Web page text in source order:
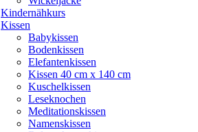
Kindernähkurs
Kissen
Babykissen
Bodenkissen
Elefantenkissen
Kissen 40 cm x 140 cm
Kuschelkissen
Leseknochen
Meditationskissen
Namenskissen